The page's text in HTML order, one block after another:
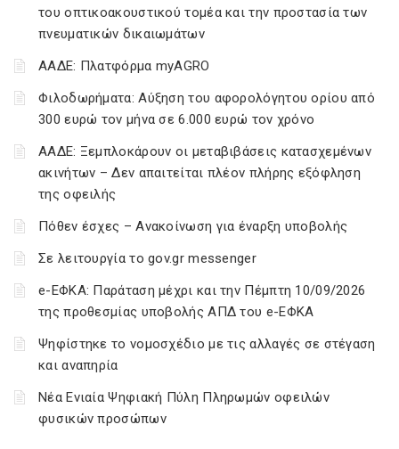
του οπτικοακουστικού τομέα και την προστασία των
πνευματικών δικαιωμάτων
ΑΑΔΕ: Πλατφόρμα myAGRO
Φιλοδωρήματα: Αύξηση του αφορολόγητου ορίου από
300 ευρώ τον μήνα σε 6.000 ευρώ τον χρόνο
ΑΑΔΕ: Ξεμπλοκάρουν οι μεταβιβάσεις κατασχεμένων
ακινήτων – Δεν απαιτείται πλέον πλήρης εξόφληση
της οφειλής
Πόθεν έσχες – Ανακοίνωση για έναρξη υποβολής
Σε λειτουργία το gov.gr messenger
e-ΕΦΚΑ: Παράταση μέχρι και την Πέμπτη 10/09/2026
της προθεσμίας υποβολής ΑΠΔ του e-ΕΦΚΑ
Ψηφίστηκε το νομοσχέδιο με τις αλλαγές σε στέγαση
και αναπηρία
Νέα Ενιαία Ψηφιακή Πύλη Πληρωμών οφειλών
φυσικών προσώπων